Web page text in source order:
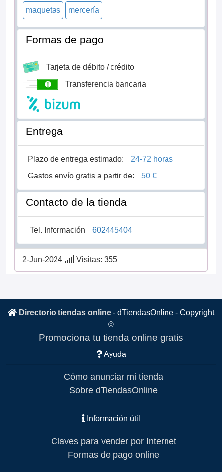
maquetas mercería
Formas de pago
Tarjeta de débito / crédito
Transferencia bancaria
Entrega
Plazo de entrega estimado:
24-72 horas
Gastos envío gratis a partir de:
50 €
Contacto de la tienda
Tel. Información 602445404
2-Jun-2024 Visitas: 355
Directorio tiendas online - dTiendasOnline - Copyright
©
Promociona tu tienda online gratis
Ayuda
Cómo anunciar mi tienda
Sobre dTiendasOnline
Información útil
Claves para vender por Internet
Formas de pago online